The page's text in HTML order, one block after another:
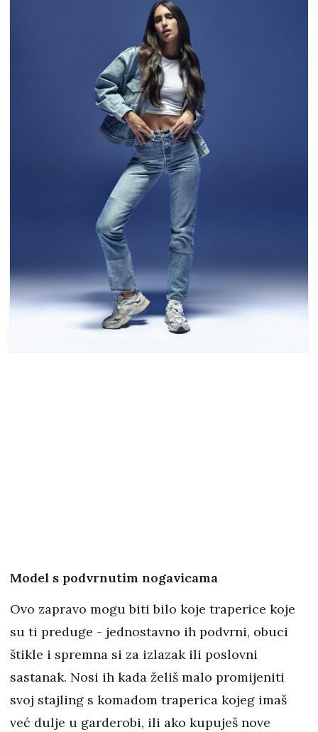
Model s podvrnutim nogavicama
Ovo zapravo mogu biti bilo koje traperice koje
su ti preduge - jednostavno ih podvrni, obuci
štikle i spremna si za izlazak ili poslovni
sastanak. Nosi ih kada želiš malo promijeniti
svoj stajling s komadom traperica kojeg imaš
već dulje u garderobi, ili ako kupuješ nove